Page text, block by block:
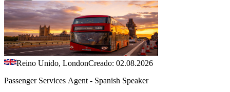
Reino Unido, LondonCreado: 02.08.2026
Passenger Services Agent - Spanish Speaker